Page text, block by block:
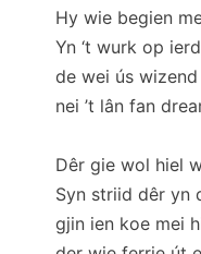
Hy wie begien
Yn ‘t wurk op
de wei ús
nei ’t lân fan
Dêr gie wol hiel
Syn striid dêr yn
gjin ien koe mei